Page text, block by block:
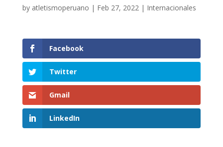
by atletismoperuano | Feb 27, 2022| Internacionales
Facebook
Twitter
Gmail
LinkedIn